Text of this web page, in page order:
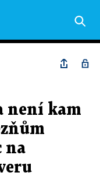
není kam
na